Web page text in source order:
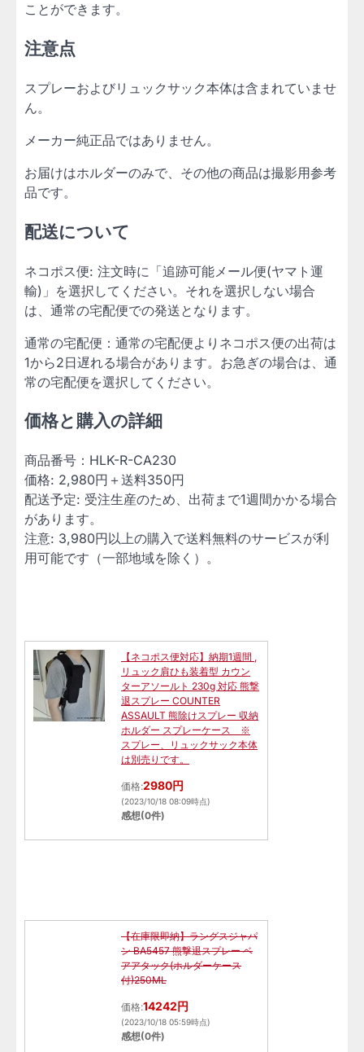
ことができます。
注意点
スプレーおよびリュックサック本体は含まれていませ
ん。
メーカー純正品ではありません。
お届けはホルダーのみで、その他の商品は撮影用参考
品です。
配送について
ネコポス便: 注文時に「追跡可能メール便(ヤマト運
輸)」を選択してください。それを選択しない場合
は、通常の宅配便での発送となります。
通常の宅配便：通常の宅配便よりネコポス便の出荷は
1から2日遅れる場合があります。お急ぎの場合は、通
常の宅配便を選択してください。
価格と購入の詳細
商品番号：HLK-R-CA230
価格: 2,980円＋送料350円
配送予定: 受注生産のため、出荷まで1週間かかる場合
があります。
注意: 3,980円以上の購入で送料無料のサービスが利
用可能です（一部地域を除く）。
【ネコポス便対応】納期1週間 ,
リュック肩ひも装着型 カウン
ターアソールト 230g 対応 熊撃
退スプレー COUNTER
ASSAULT 熊除けスプレー 収納
ホルダー スプレーケース ※
スプレー、リュックサック本体
は別売りです。
価格:2980円
(2023/10/18 08:09時点)
感想(0件)
【在庫限即納】ラングスジャパ
ン BA5457 熊撃退スプレー ベ
アアタック(ホルダーケース
付)250ML
価格:14242円
(2023/10/18 05:59時点)
感想(0件)